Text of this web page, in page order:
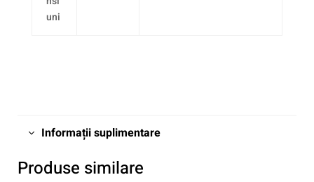
uni
Informații suplimentare
Produse similare